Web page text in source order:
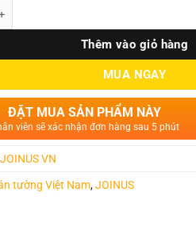
Thêm vào giỏ hàng
MUA NGAY
ĐẶT MUA SẢN PHẨM NÀY
viên sẽ xác nhận đơn hàng sau 5 phút
JOINUS VN
tường Việt Nam,JOINUS